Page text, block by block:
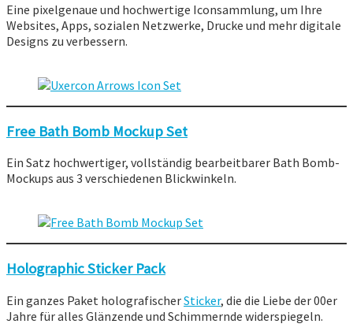
Eine pixelgenaue und hochwertige Iconsammlung, um Ihre
Websites, Apps, sozialen Netzwerke, Drucke und mehr digitale
Designs zu verbessern.
Free Bath Bomb Mockup Set
Ein Satz hochwertiger, vollständig bearbeitbarer Bath Bomb-
Mockups aus 3 verschiedenen Blickwinkeln.
Holographic Sticker Pack
Ein ganzes Paket holografischerSticker, die die Liebe der 00er
Jahre für alles Glänzende und Schimmernde widerspiegeln.